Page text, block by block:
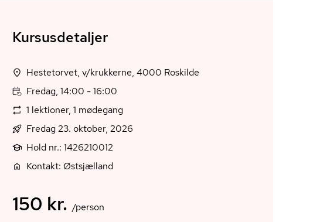
Kursusdetaljer
Hestetorvet, v/krukkerne, 4000 Roskilde
Fredag, 14:00 - 16:00
1 lektioner, 1 mødegang
Fredag 23. oktober, 2026
Hold nr.: 1426210012
Kontakt: Østsjælland
150 kr. /person